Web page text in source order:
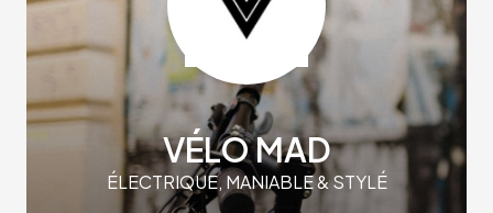
VÉLO MAD
ÉLECTRIQUE, MANIABLE & STYLÉ